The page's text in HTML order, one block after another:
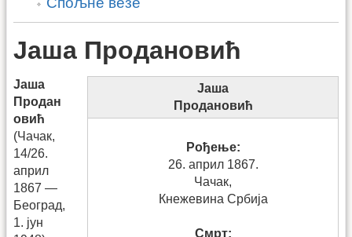
Јаша Продановић
Јаша
Продановић
Рођење:
26. април 1867.
Чачак,
Кнежевина Србија
Смрт:
Јаша
Продан
овић
(Чачак,
14/26.
април
1867 —
Београд,
1. јун